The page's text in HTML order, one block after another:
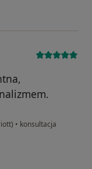
• konsultacja